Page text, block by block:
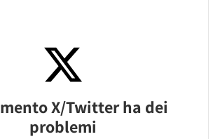
X/Twitter ha dei
problemi